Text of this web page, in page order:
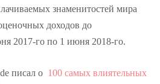
знаменитостей мира
доходов до
2017-го по 1 июня 2018-го.
писал о 100 самых влиятельных